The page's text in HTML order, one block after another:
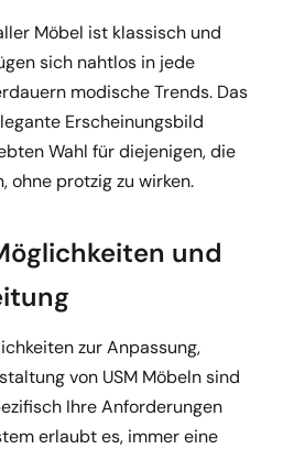
Möbel ist klassisch und
sich nahtlos in jede
modische Trends. Das
Erscheinungsbild
Wahl für diejenigen, die
ohne protzig zu wirken.
und
zur Anpassung,
von USM Möbeln sind
Ihre Anforderungen
erlaubt es, immer eine